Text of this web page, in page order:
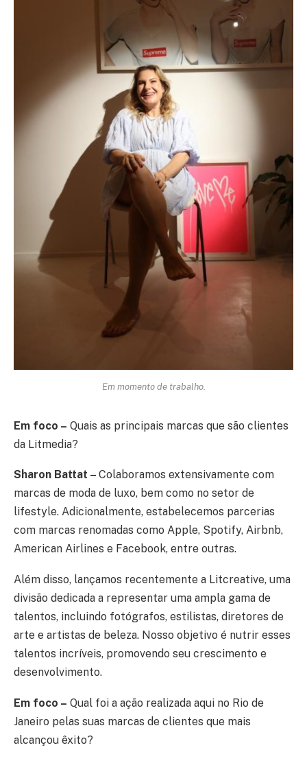
Em momento de trabalho.
Em foco – Quais as principais marcas que são clientes
da Litmedia?
Sharon Battat – Colaboramos extensivamente com
marcas de moda de luxo, bem como no setor de
lifestyle. Adicionalmente, estabelecemos parcerias
com marcas renomadas como Apple, Spotify, Airbnb,
American Airlines e Facebook, entre outras.
Além disso, lançamos recentemente a Litcreative, uma
divisão dedicada a representar uma ampla gama de
talentos, incluindo fotógrafos, estilistas, diretores de
arte e artistas de beleza. Nosso objetivo é nutrir esses
talentos incríveis, promovendo seu crescimento e
desenvolvimento.
Em foco – Qual foi a ação realizada aqui no Rio de
Janeiro pelas suas marcas de clientes que mais
alcançou êxito?